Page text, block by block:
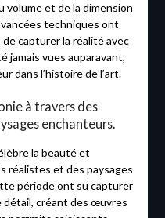
volume et de la dimension
techniques ont
capturer la réalité avec
jamais vues auparavant,
dans l’histoire de l’art.
à travers des
enchanteurs.
la beauté et
réalistes et des paysages
période ont su capturer
détail, créant des œuvres